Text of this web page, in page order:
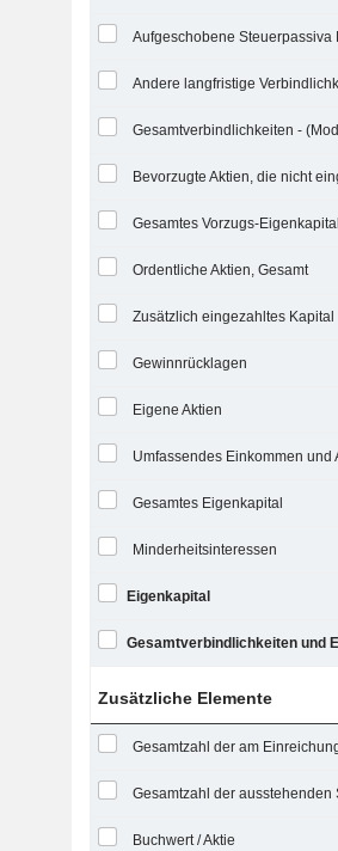
Gesamtes Vorzugs-Eigenkapital
Ordentliche Aktien, Gesamt
Zusätzlich eingezahltes Kapital
Gewinnrücklagen
Eigene Aktien
Gesamtes Eigenkapital
Minderheitsinteressen
Eigenkapital
Zusätzliche Elemente
Buchwert / Aktie